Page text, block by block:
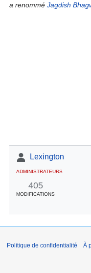
a renommé Jagdish
Lexington
ADMINISTRATEURS
405
MODIFICATIONS
Politique de confidentialité À